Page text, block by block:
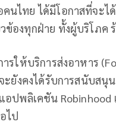
นไทย ได้มีโอกาสที่จะไ
องทุกฝ่าย ทั้งผู้บริโภค
ารให้บริการส่งอาหาร
ยังคงได้รับการสนับสนุ
อปพลิเคชัน
ไป